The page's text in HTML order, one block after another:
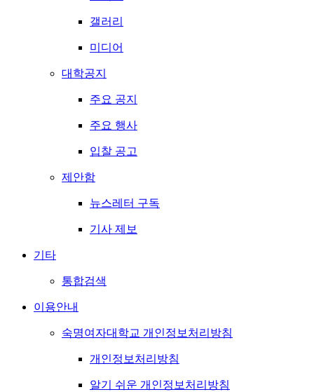
갤러리
미디어
대학공지
주요 공지
주요 행사
입찰 공고
제안함
뉴스레터 구독
기사 제보
기타
통합검색
이용안내
숙명여자대학교 개인정보처리방침
개인정보처리방침
알기 쉬운 개인정보처리방침